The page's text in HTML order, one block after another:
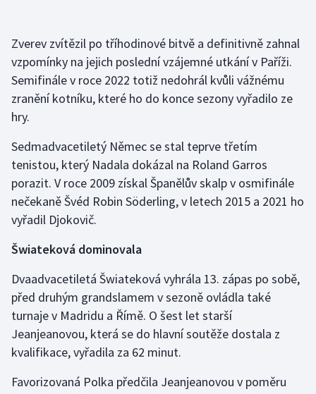
Sportovní střelba
Stolní tenis
Triatlon
Veslování
Vodní slalom
Volejbal
Zverev zvítězil po tříhodinové bitvě a definitivně zahnal
vzpomínky na jejich poslední vzájemné utkání v Paříži.
Semifinále v roce 2022 totiž nedohrál kvůli vážnému
zranění kotníku, které ho do konce sezony vyřadilo ze
hry.
Sedmadvacetiletý Němec se stal teprve třetím
tenistou, který Nadala dokázal na Roland Garros
porazit. V roce 2009 získal Španělův skalp v osmifinále
nečekaně Švéd Robin Söderling, v letech 2015 a 2021 ho
vyřadil Djokovič.
Šwiateková dominovala
Dvaadvacetiletá Šwiateková vyhrála 13. zápas po sobě,
před druhým grandslamem v sezoně ovládla také
turnaje v Madridu a Římě. O šest let starší
Jeanjeanovou, která se do hlavní soutěže dostala z
kvalifikace, vyřadila za 62 minut.
Favorizovaná Polka předčila Jeanjeanovou v poměru